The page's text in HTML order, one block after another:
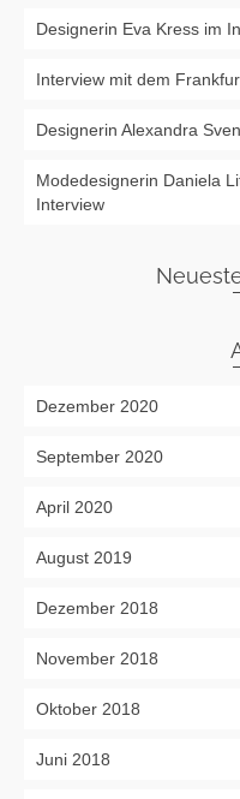
Designerin Eva Kress im
Interview mit dem
Designerin Alexandra
Modedesignerin Daniela
Interview
Dezember 2020
September 2020
April 2020
August 2019
Dezember 2018
November 2018
Oktober 2018
Juni 2018